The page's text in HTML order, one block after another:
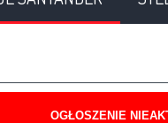
OGŁOSZENIE